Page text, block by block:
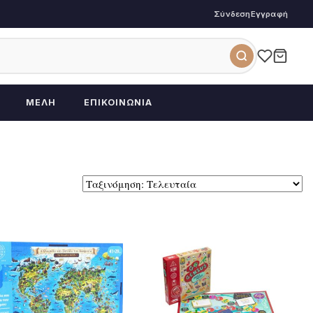
ΣύνδεσηΕγγραφή
ΜΈΛΗ ΕΠΙΚΟΙΝΩΝΊΑ